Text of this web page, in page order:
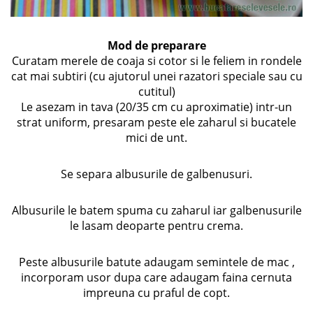
Mod de preparare
Curatam merele de coaja si cotor si le feliem in rondele
cat mai subtiri (cu ajutorul unei razatori speciale sau cu
cutitul)
Le asezam in tava (20/35 cm cu aproximatie) intr-un
strat uniform, presaram peste ele zaharul si bucatele
mici de unt.
Se separa albusurile de galbenusuri.
Albusurile le batem spuma cu zaharul iar galbenusurile
le lasam deoparte pentru crema.
Peste albusurile batute adaugam semintele de mac ,
incorporam usor dupa care adaugam faina cernuta
impreuna cu praful de copt.